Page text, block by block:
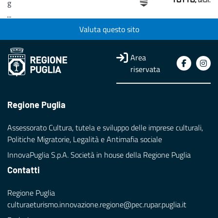
g
...
Valuta questo sito
Area
riservata
Regione Puglia
Assessorato Cultura, tutela e sviluppo delle imprese culturali,
Politiche Migratorie, Legalità e Antimafia sociale
InnovaPuglia S.p.A. Società in house della Regione Puglia
Contatti
Regione Puglia
culturaeturismo.innovazione.regione@pec.rupar.puglia.it